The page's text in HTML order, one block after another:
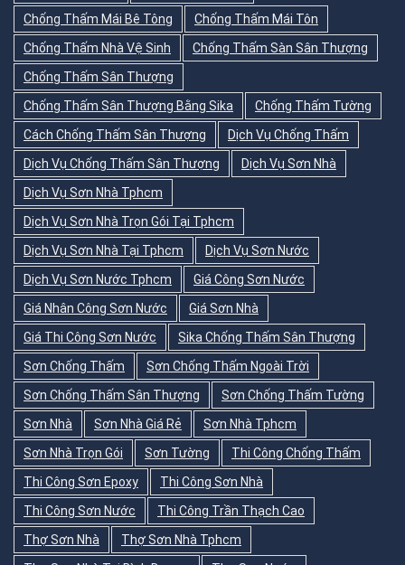
Chống Thấm Mái Bê Tông
Chống Thấm Mái Tôn
Chống Thấm Nhà Vệ Sinh
Chống Thấm Sàn Sân Thượng
Chống Thấm Sân Thượng
Chống Thấm Sân Thượng Bằng Sika
Chống Thấm Tường
Cách Chống Thấm Sân Thượng
Dịch Vụ Chống Thấm
Dịch Vụ Chống Thấm Sân Thượng
Dịch Vụ Sơn Nhà
Dịch Vụ Sơn Nhà Tphcm
Dịch Vụ Sơn Nhà Trọn Gói Tại Tphcm
Dịch Vụ Sơn Nhà Tại Tphcm
Dịch Vụ Sơn Nước
Dịch Vụ Sơn Nước Tphcm
Giá Công Sơn Nước
Giá Nhân Công Sơn Nước
Giá Sơn Nhà
Giá Thi Công Sơn Nước
Sika Chống Thấm Sân Thượng
Sơn Chống Thấm
Sơn Chống Thấm Ngoài Trời
Sơn Chống Thấm Sân Thượng
Sơn Chống Thấm Tường
Sơn Nhà
Sơn Nhà Giá Rẻ
Sơn Nhà Tphcm
Sơn Nhà Trọn Gói
Sơn Tường
Thi Công Chống Thấm
Thi Công Sơn Epoxy
Thi Công Sơn Nhà
Thi Công Sơn Nước
Thi Công Trần Thạch Cao
Thợ Sơn Nhà
Thợ Sơn Nhà Tphcm